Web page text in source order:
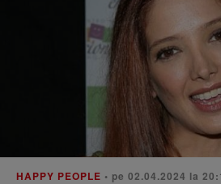
HAPPY PEOPLE • pe 02.04.2024 la